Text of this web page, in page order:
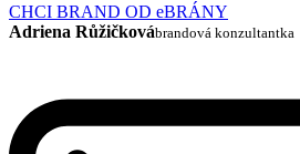
CHCI BRAND OD eBRÁNY
Adriena Růžičkovábrandová konzultantka